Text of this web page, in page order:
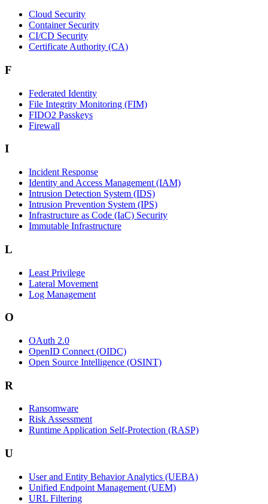
Cloud Security
Container Security
CI/CD Security
Certificate Authority (CA)
F
Federated Identity
File Integrity Monitoring (FIM)
FIDO2 Passkeys
Firewall
I
Incident Response
Identity and Access Management (IAM)
Intrusion Detection System (IDS)
Intrusion Prevention System (IPS)
Infrastructure as Code (IaC) Security
Immutable Infrastructure
L
Least Privilege
Lateral Movement
Log Management
O
OAuth 2.0
OpenID Connect (OIDC)
Open Source Intelligence (OSINT)
R
Ransomware
Risk Assessment
Runtime Application Self-Protection (RASP)
U
User and Entity Behavior Analytics (UEBA)
Unified Endpoint Management (UEM)
URL Filtering